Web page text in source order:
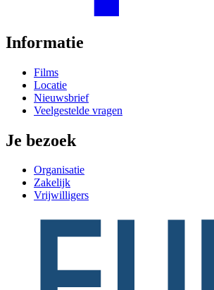
Informatie
Films
Locatie
Nieuwsbrief
Veelgestelde vragen
Je bezoek
Organisatie
Zakelijk
Vrijwilligers